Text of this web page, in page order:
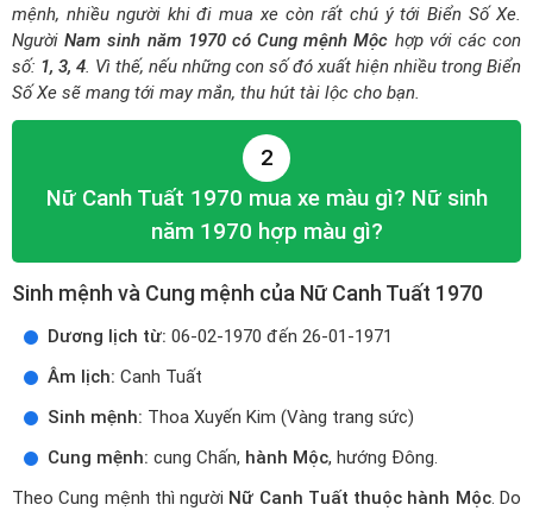
mệnh, nhiều người khi đi mua xe còn rất chú ý tới Biển Số Xe.
NgườiNam sinh năm 1970 có Cung mệnh Mộc hợp với các con
số: 1, 3, 4. Vì thế, nếu những con số đó xuất hiện nhiều trong Biển
Số Xe sẽ mang tới may mắn, thu hút tài lộc cho bạn.
2
Nữ Canh Tuất 1970 mua xe màu gì? Nữ sinh
năm 1970 hợp màu gì?
Sinh mệnh và Cung mệnh của Nữ Canh Tuất 1970
Dương lịch từ: 06-02-1970 đến 26-01-1971
Âm lịch: Canh Tuất
Sinh mệnh: Thoa Xuyến Kim (Vàng trang sức)
Cung mệnh: cung Chấn, hành Mộc, hướng Đông.
Theo Cung mệnh thì người Nữ Canh Tuất thuộc hành Mộc. Do